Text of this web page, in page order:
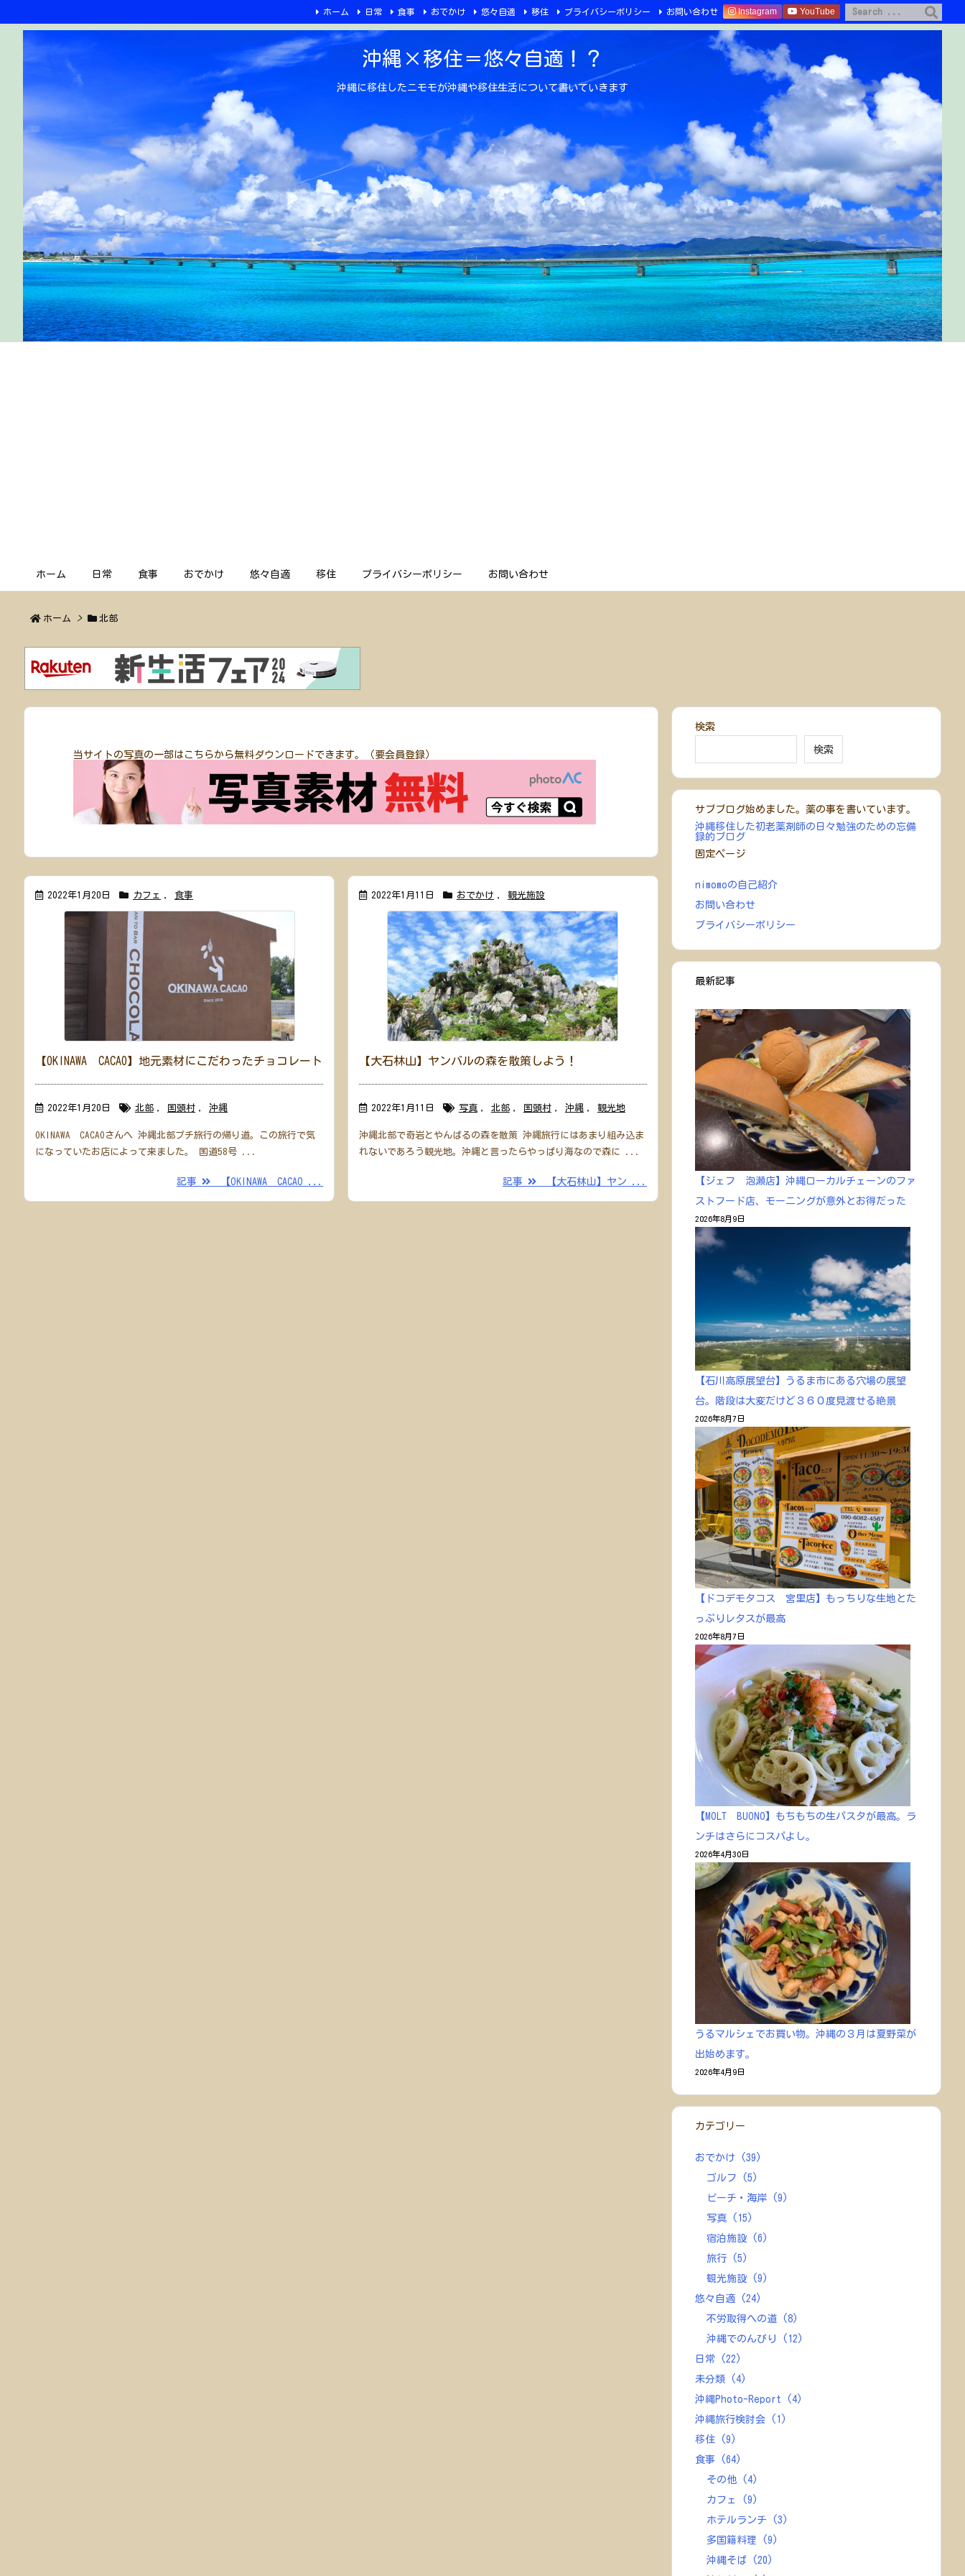
沖縄×移住＝悠々自適！？
沖縄に移住したニモモが沖縄や移住生活について書いていきます
ホーム 日常 食事 おでかけ 悠々自適 移住 プライバシーポリシー お問い合わせ
ホーム 日常 食事 おでかけ 悠々自適 移住 プライバシーポリシー お問い合わせ Instagram YouTube
ホーム > 北部
当サイトの写真の一部はこちらから無料ダウンロードできます。（要会員登録）
2022年1月20日 カフェ 食事
【OKINAWA CACAO】地元素材にこだわったチョコレート
2022年1月20日 北部 国頭村 沖縄
OKINAWA CACAOさんへ 沖縄北部プチ旅行の帰り道。この旅行で気
になっていたお店によって来ました。 国道58号 ...
記事 【OKINAWA CACAO ...
2022年1月11日 おでかけ 観光施設
【大石林山】ヤンバルの森を散策しよう！
2022年1月11日 写真 北部 国頭村 沖縄 観光地
沖縄北部で奇岩とやんばるの森を散策 沖縄旅行にはあまり組み込ま
れないであろう観光地。沖縄と言ったらやっぱり海なので森に ...
記事 【大石林山】ヤン ...
検索
検索
サブブログ始めました。薬の事を書いています。
沖縄移住した初老薬剤師の日々勉強のための忘備
録的ブログ
固定ページ
nimomoの自己紹介
お問い合わせ
プライバシーポリシー
最新記事
【ジェフ 泡瀬店】沖縄ローカルチェーンのファ
ストフード店、モーニングが意外とお得だった
2026年8月9日
【石川高原展望台】うるま市にある穴場の展望
台。階段は大変だけど３６０度見渡せる絶景
2026年8月7日
【ドコデモタコス 宮里店】もっちりな生地とた
っぷりレタスが最高
2026年8月7日
【MOLT BUONO】もちもちの生パスタが最高。ラ
ンチはさらにコスパよし。
2026年4月30日
うるマルシェでお買い物。沖縄の３月は夏野菜が
出始めます。
2026年4月9日
カテゴリー
おでかけ
(39)
ゴルフ
(5)
ビーチ・海岸
(9)
写真
(15)
宿泊施設
(6)
旅行
(5)
観光施設
(9)
悠々自適
(24)
不労取得への道
(8)
沖縄でのんびり
(12)
日常
(22)
未分類
(4)
沖縄Photo-Report
(4)
沖縄旅行検討会
(1)
移住
(9)
食事
(64)
その他
(4)
カフェ
(9)
ホテルランチ
(3)
多国籍料理
(9)
沖縄そば
(20)